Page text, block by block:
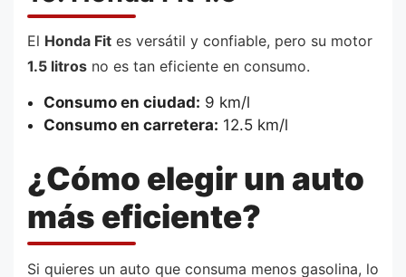
El Honda Fit es versátil y confiable, pero su motor
1.5 litros no es tan eficiente en consumo.
Consumo en ciudad: 9 km/l
Consumo en carretera: 12.5 km/l
¿Cómo elegir un auto
más eficiente?
Si quieres un auto que consuma menos gasolina, lo